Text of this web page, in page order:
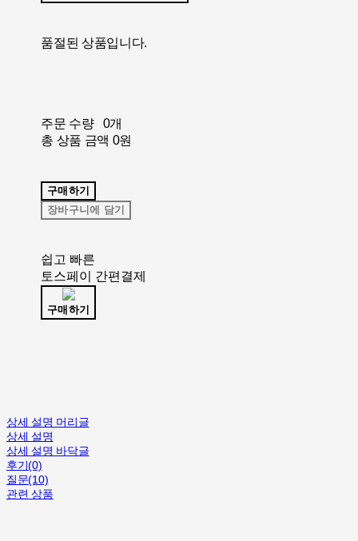
품절된 상품입니다.
주문 수량
0개
총 상품 금액 0원
구매하기
장바구니에 담기
쉽고 빠른
토스페이 간편결제
구매하기
상세 설명 머리글
상세 설명
상세 설명 바닥글
후기(0)
질문(10)
관련 상품